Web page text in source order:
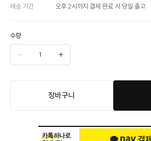
배송 기간 오후 2시까지 결제 완료 시 당일 출고
수량
장바구니